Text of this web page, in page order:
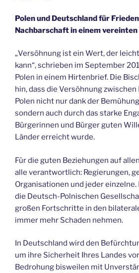
Polen und Deutschland für
Nachbarschaft in einem vereinten
„Versöhnung ist ein Wert, der
kann“, schrieben im September
Polen in einem Hirtenbrief. Die
hin, dass die Versöhnung
Polen nicht nur dank der
sondern auch durch das starke
Bürgerinnen und Bürger guten
Länder erreicht wurde.
Für die guten Beziehungen auf
alle verantwortlich: Regierungen,
Organisationen und jeder
die Deutsch-Polnischen
großen Fortschritte in den
immer mehr Schaden nehmen.
In Deutschland wird den
um ihre Sicherheit Ihres Landes
Bedrohung bisweilen mit